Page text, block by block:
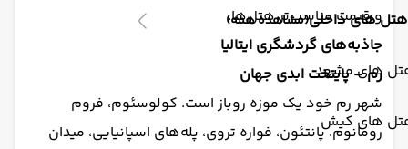
هتل های داخلی(مشاهده همه)
های مشهد
های کیش
و قیمت مناسب‌تر هتل‌ها.
جاذبه‌های گردشگری ایتالیا
رم – پایتخت ابدی جهان
شهر رم خود یک موزه روباز است. کولوسئوم، فروم
رومانوم، پانتئون، فواره تروی، پله‌های اسپانیایی، میدان